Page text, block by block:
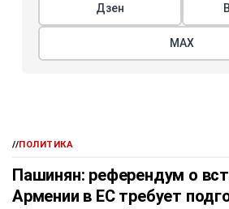
Дзен
МАХ
//ПОЛИТИКА
Пашинян: референдум о
Армении в ЕС требует